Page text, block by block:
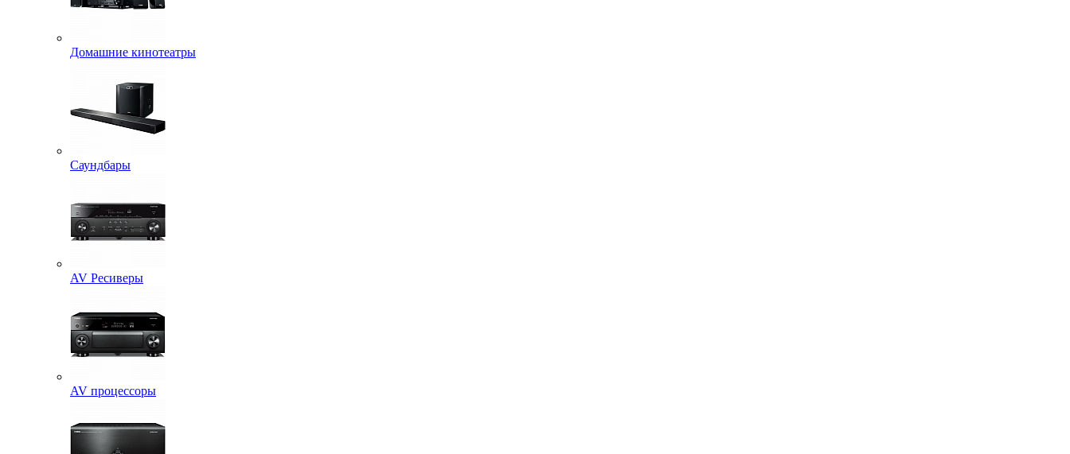
Домашние кинотеатры
Саундбары
AV Ресиверы
AV процессоры